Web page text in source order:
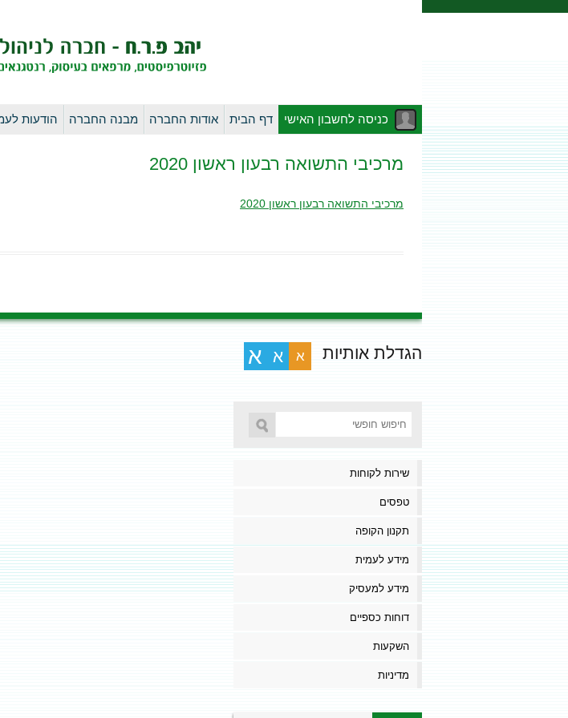
לדלג
כניסה לחשבון האישי דף הבית אודות החברה מבנה החברה הודעות
מרכיבי התשואה רבעון ראשון 2020
מרכיבי התשואה רבעון ראשון 2020
הגדלת אותיות א א א
שירות לקוחות
טפסים
תקנון הקופה
מידע לעמית
מידע למעסיק
דוחות כספיים
השקעות
מדיניות